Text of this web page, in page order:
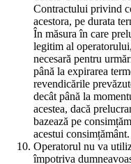
Contractului privind
acestora, pe durata
În măsura în care
legitim al
necesară pentru
până la expirarea
revendicările
decât până la
acestea, dacă
bazează pe
acestui consimțământ.
Operatorul nu va
împotriva